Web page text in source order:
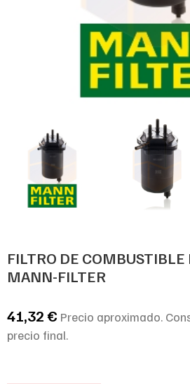
FILTRO DE
MANN-FILTER
41,32€ Precio aproximado.
precio final.